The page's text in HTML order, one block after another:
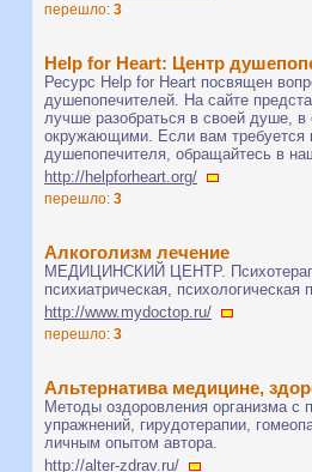
перешло: 3
Help for Heart: Центр
Ресурс Help for Heart посвящен
душепопечителей. На сайте
лучше разобраться в своей душе,
окружающими. Если вам
душепопечителя, обращайтесь в
http://helpforheart.org/
перешло: 3
Алкоголизм лечение
МЕДИЦИНСКИЙ ЦЕНТР.
психиатрическая,
http://www.mydoctop.ru/
перешло: 3
Альтернатива медицине,
Методы оздоровления организма
упражнений, гирудотерапии,
личным опытом автора.
http://alter-zdrav.ru/